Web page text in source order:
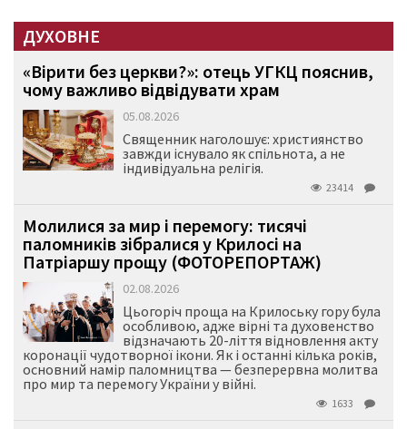
ДУХОВНЕ
«Вірити без церкви?»: отець УГКЦ пояснив,
чому важливо відвідувати храм
05.08.2026
Священник наголошує: християнство
завжди існувало як спільнота, а не
індивідуальна релігія.
23414
Молилися за мир і перемогу: тисячі
паломників зібралися у Крилосі на
Патріаршу прощу (ФОТОРЕПОРТАЖ)
02.08.2026
Цьогоріч проща на Крилоську гору була
особливою, адже вірні та духовенство
відзначають 20-ліття відновлення акту
коронації чудотворної ікони. Як і останні кілька років,
основний намір паломництва — безперервна молитва
про мир та перемогу України у війні.
1633